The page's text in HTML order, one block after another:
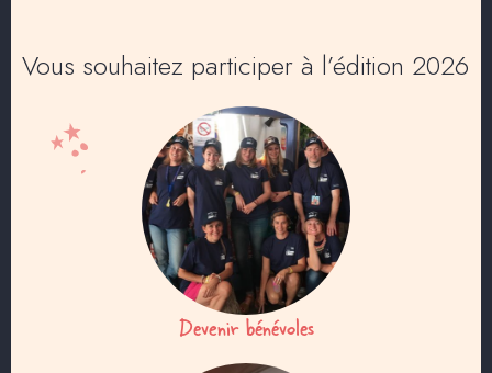
Vous souhaitez participer à l’édition 2026
Devenir bénévoles